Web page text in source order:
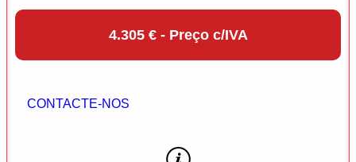
4.305 € - Preço c/IVA
CONTACTE-NOS